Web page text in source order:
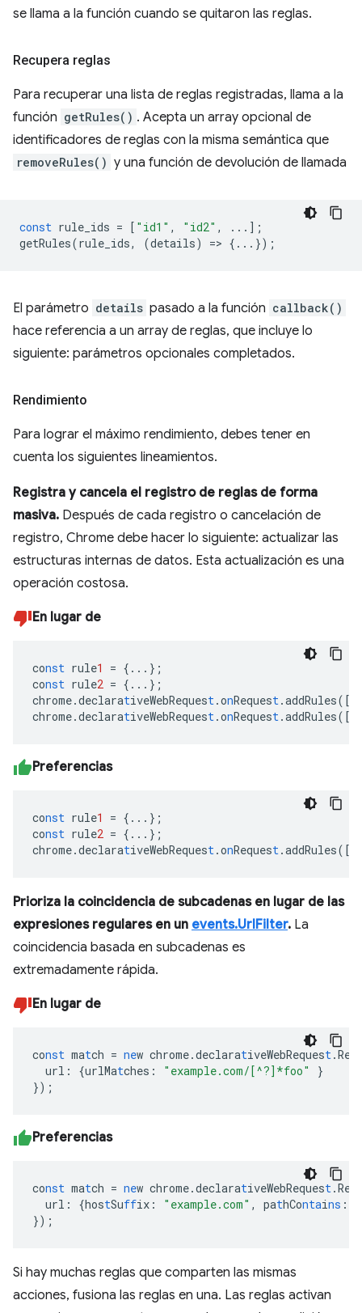
se llama a la función cuando se quitaron las reglas.
Recupera reglas
Para recuperar una lista de reglas registradas, llama a la
función getRules() . Acepta un array opcional de
identificadores de reglas con la misma semántica que
removeRules() y una función de devolución de llamada
const rule_ids = [ "id1" , "id2" ,
...];
getRules(rule_ids, (details) => {...});
El parámetro details pasado a la función callback()
hace referencia a un array de reglas, que incluye lo
siguiente: parámetros opcionales completados.
Rendimiento
Para lograr el máximo rendimiento, debes tener en
cuenta los siguientes lineamientos.
Registra y cancela el registro de reglas de forma
masiva. Después de cada registro o cancelación de
registro, Chrome debe hacer lo siguiente: actualizar las
estructuras internas de datos. Esta actualización es una
operación costosa.
En lugar de
const rule1 = { ... } ;
const rule2 = { ... } ;
chrome.declarativeWebRequest.onRequest.addRules( [
chrome.declarativeWebRequest.onRequest.addRules( [
Preferencias
const rule1 = { ... } ;
const rule2 = { ... } ;
chrome.declarativeWebRequest.onRequest.addRules( [
Prioriza la coincidencia de subcadenas en lugar de las
expresiones regulares en un events.UrlFilter. La
coincidencia basada en subcadenas es
extremadamente rápida.
En lugar de
const match = new chrome.declarativeWebRequest
url : {urlMatches : "example.com/[^?]*foo"
}
});
Preferencias
const match = new chrome.declarativeWebRequest
url : {hostSuffix : "example.com" , pathContains :
});
Si hay muchas reglas que comparten las mismas
acciones, fusiona las reglas en una. Las reglas activan